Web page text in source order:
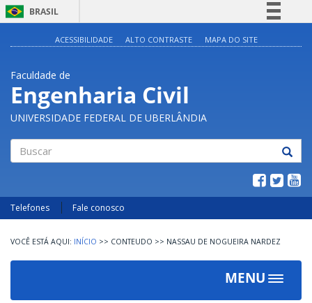
BRASIL
Legislação
Canais
ACESSIBILIDADE ALTO CONTRASTE MAPA DO SITE
Faculdade de
Engenharia Civil
UNIVERSIDADE FEDERAL DE UBERLÂNDIA
Telefones Fale conosco
INÍCIO >> CONTEUDO >> NASSAU DE NOGUEIRA NARDEZ
MENU
Toggle